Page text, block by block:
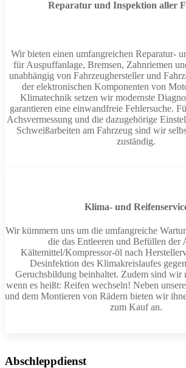
Reparatur und Inspektion aller
Wir bieten einen umfangreichen Reparatur-
für Auspuffanlage, Bremsen, Zahnriemen
unabhängig von Fahrzeughersteller und
der elektronischen Komponenten von
Klimatechnik setzen wir modernste
garantieren eine einwandfreie Fehlersuche.
Achsvermessung und die dazugehörige
Schweißarbeiten am Fahrzeug sind wir
zuständig.
Klima- und
Wir kümmern uns um die umfangreiche
die das Entleeren und Befüllen der
Kältemittel/Kompressor-öl nach
Desinfektion des Klimakreislaufes
Geruchsbildung beinhaltet. Zudem sind wir
wenn es heißt: Reifen wechseln! Neben
und dem Montieren von Rädern bieten wir
zum Kauf an.
Abschleppdienst